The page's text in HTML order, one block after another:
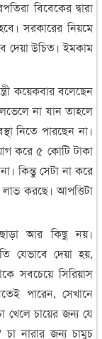
বিবেকের দ্বারা
সরকারের নিয়মে
দেয়া উচিত। ইমকাম
কয়েকবার বলেছেন
না যান তাহলে
নিতে পারছেন না।
করে ৫ কোটি টাকা
কিন্তু সেটা না করে
করছে। আপত্তিটা
ছাড়া আর কিছু নয়।
যেভাবে দেয়া হয়,
সবচেয়ে সিরিয়াস
পারেন, সেখানে
খেলে চায়ের জন্য যে
নারার জন্য চামুচ